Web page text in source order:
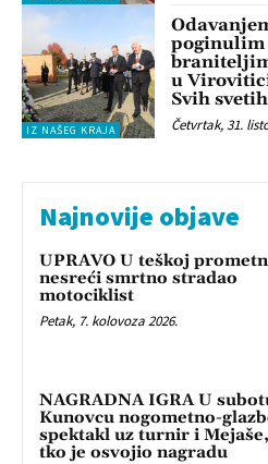
IZ NAŠEG KRAJA
u
Svih svetih
Četvrtak, 31.
Najnovije objave
UPRAVO U teškoj
nesreći smrtno stradao
motociklist
Petak, 7. kolovoza 2026.
NAGRADNA IGRA U
Kunovcu nogometno-
spektakl uz turnir i
tko je osvojio nagradu